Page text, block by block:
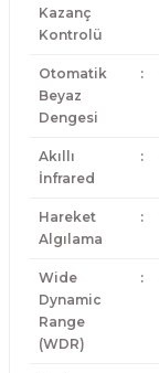
Kazanç
Kontrolü
Otomatik
Beyaz
Dengesi
:
Akıllı
İnfrared
:
Hareket
Algılama
:
Wide
Dynamic
Range
(WDR)
: